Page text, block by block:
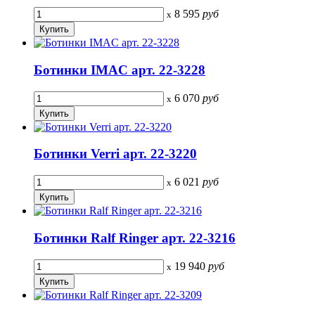
x 8 595 руб
Ботинки IMAC арт. 22-3228
x 6 070 руб
Ботинки Verri арт. 22-3220
x 6 021 руб
Ботинки Ralf Ringer арт. 22-3216
x 19 940 руб